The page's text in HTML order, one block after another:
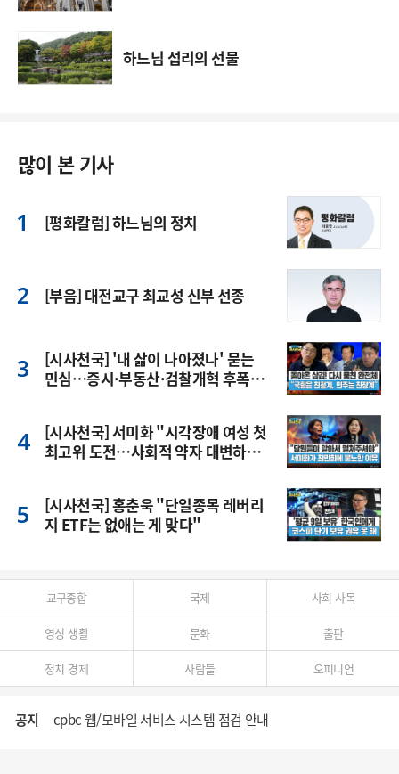
하느님 섭리의 선물
많이 본 기사
[평화칼럼] 하느님의 정치
[부음] 대전교구 최교성 신부 선종
[시사천국] '내 삶이 나아졌나' 묻는
민심…증시·부동산·검찰개혁 후폭
[시사천국] 서미화 "시각장애 여성 첫
최고위 도전…사회적 약자 대변하겠
[시사천국] 홍춘욱 "단일종목 레버리
지 ETF는 없애는 게 맞다"
교구종합 국제 사회 사목
영성 생활 문화 출판
정치 경제 사람들 오피니언
공지 cpbc 웹/모바일 서비스 시스템 점검 안내